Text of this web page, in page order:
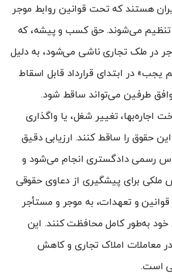
هستند که تحت قوانین روابط موجر
و مستأجر ۱۳۵۶ و ۱۳۷۶ تنظیم می‌شوند. حق کسب و پیشه، که
در ملک تجاری ناشی می‌شود، به دلیل
در ابتدای قرارداد قابل اسقاط
طرفین می‌تواند ساقط شود.
اجاره‌بها، تغییر شغل، یا واگذاری
حقوق را ساقط کنند. ارزیابی دقیق
رسمی دادگستری انجام می‌شود و
ملکی برای پیشگیری از دعاوی حقوقی
و تعهدات، به موجر و مستأجر
به‌طور کامل محافظت کنند. این
معاملات املاک تجاری و کاهش
است.